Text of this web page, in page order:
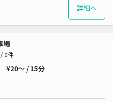
詳細へ
場
/ 0件
¥20〜 / 15分